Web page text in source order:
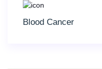
Blood Cancer